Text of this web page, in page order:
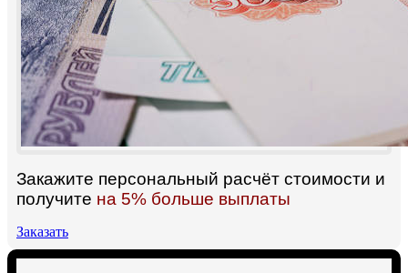
Закажите персональный расчёт стоимости и
получите на 5% больше выплаты
Заказать